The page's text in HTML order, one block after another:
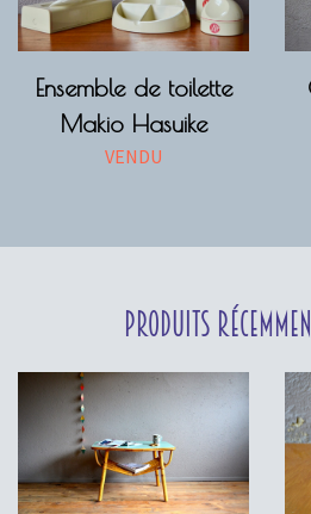
Ensemble de toilette
Makio Hasuike
VENDU
Produits